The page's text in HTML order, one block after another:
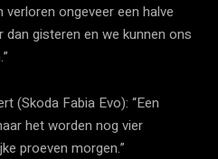
ongeveer een halve
gisteren en we kunnen ons
(Skoda Fabia Evo): “Een
het worden nog vier
proeven morgen.”